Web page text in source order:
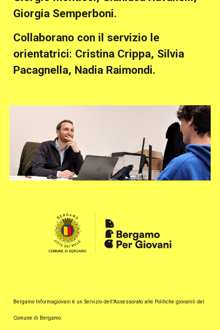
Giorgia Semperboni.
Collaborano con il servizio le
orientatrici: Cristina Crippa, Silvia
Pacagnella, Nadia Raimondi.
Bergamo Informagiovani è un Servizio dell'Assessorato alle Politichegiovanilidel
Comune di Bergamo